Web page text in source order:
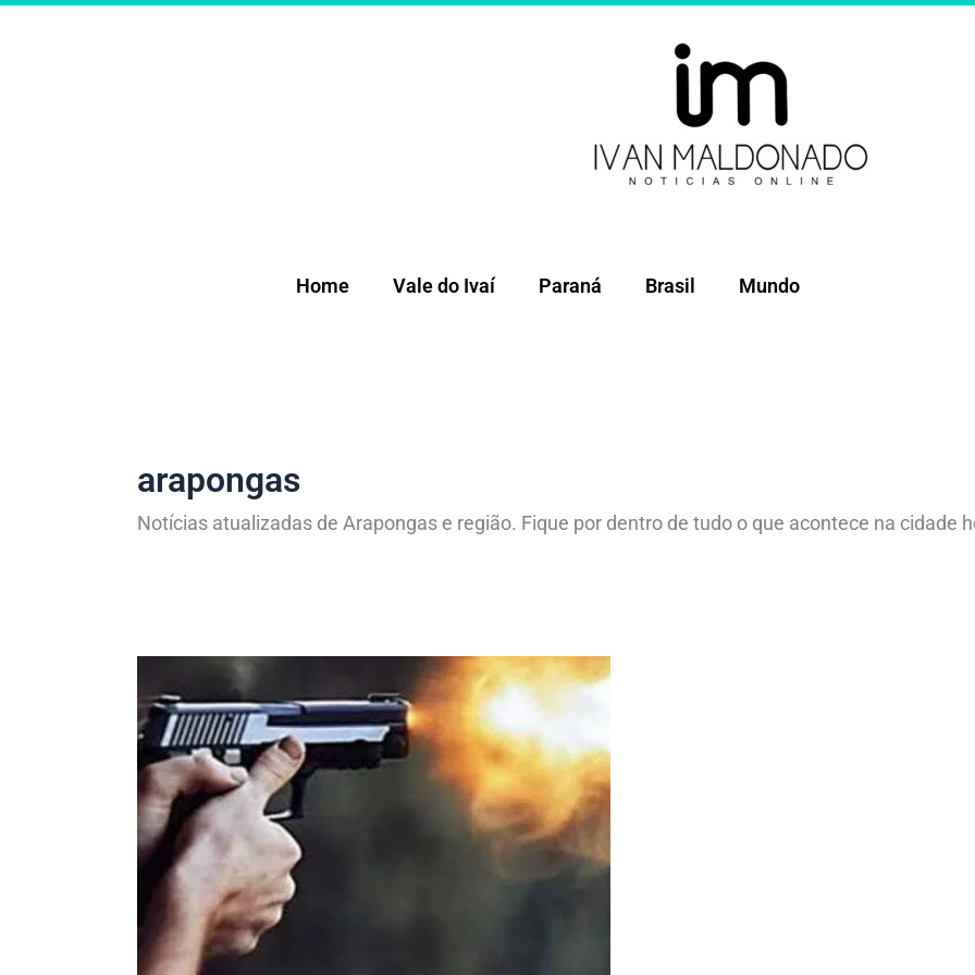
Home Vale do Ivaí Paraná Brasil Mundo
arapongas
Notícias atualizadas de Arapongas e região. Fique por dentro de tudo o que acontece na cidade
Assaltantes
se
passam
por
policiais
e
atiram
ônibus
em